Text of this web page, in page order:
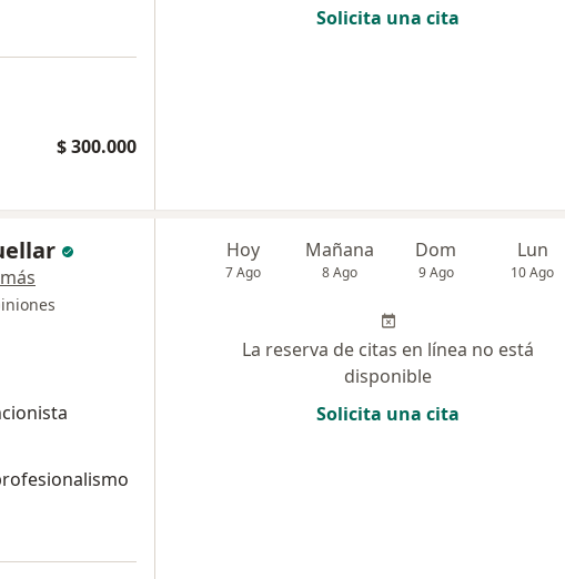
$ 300.000
Solicita una cita
Hoy
7 Ago
Mañana
8 Ago
Dom
9 Ago
Lun
10 Ago
La reserva de citas en línea no está
disponible
Solicita una cita